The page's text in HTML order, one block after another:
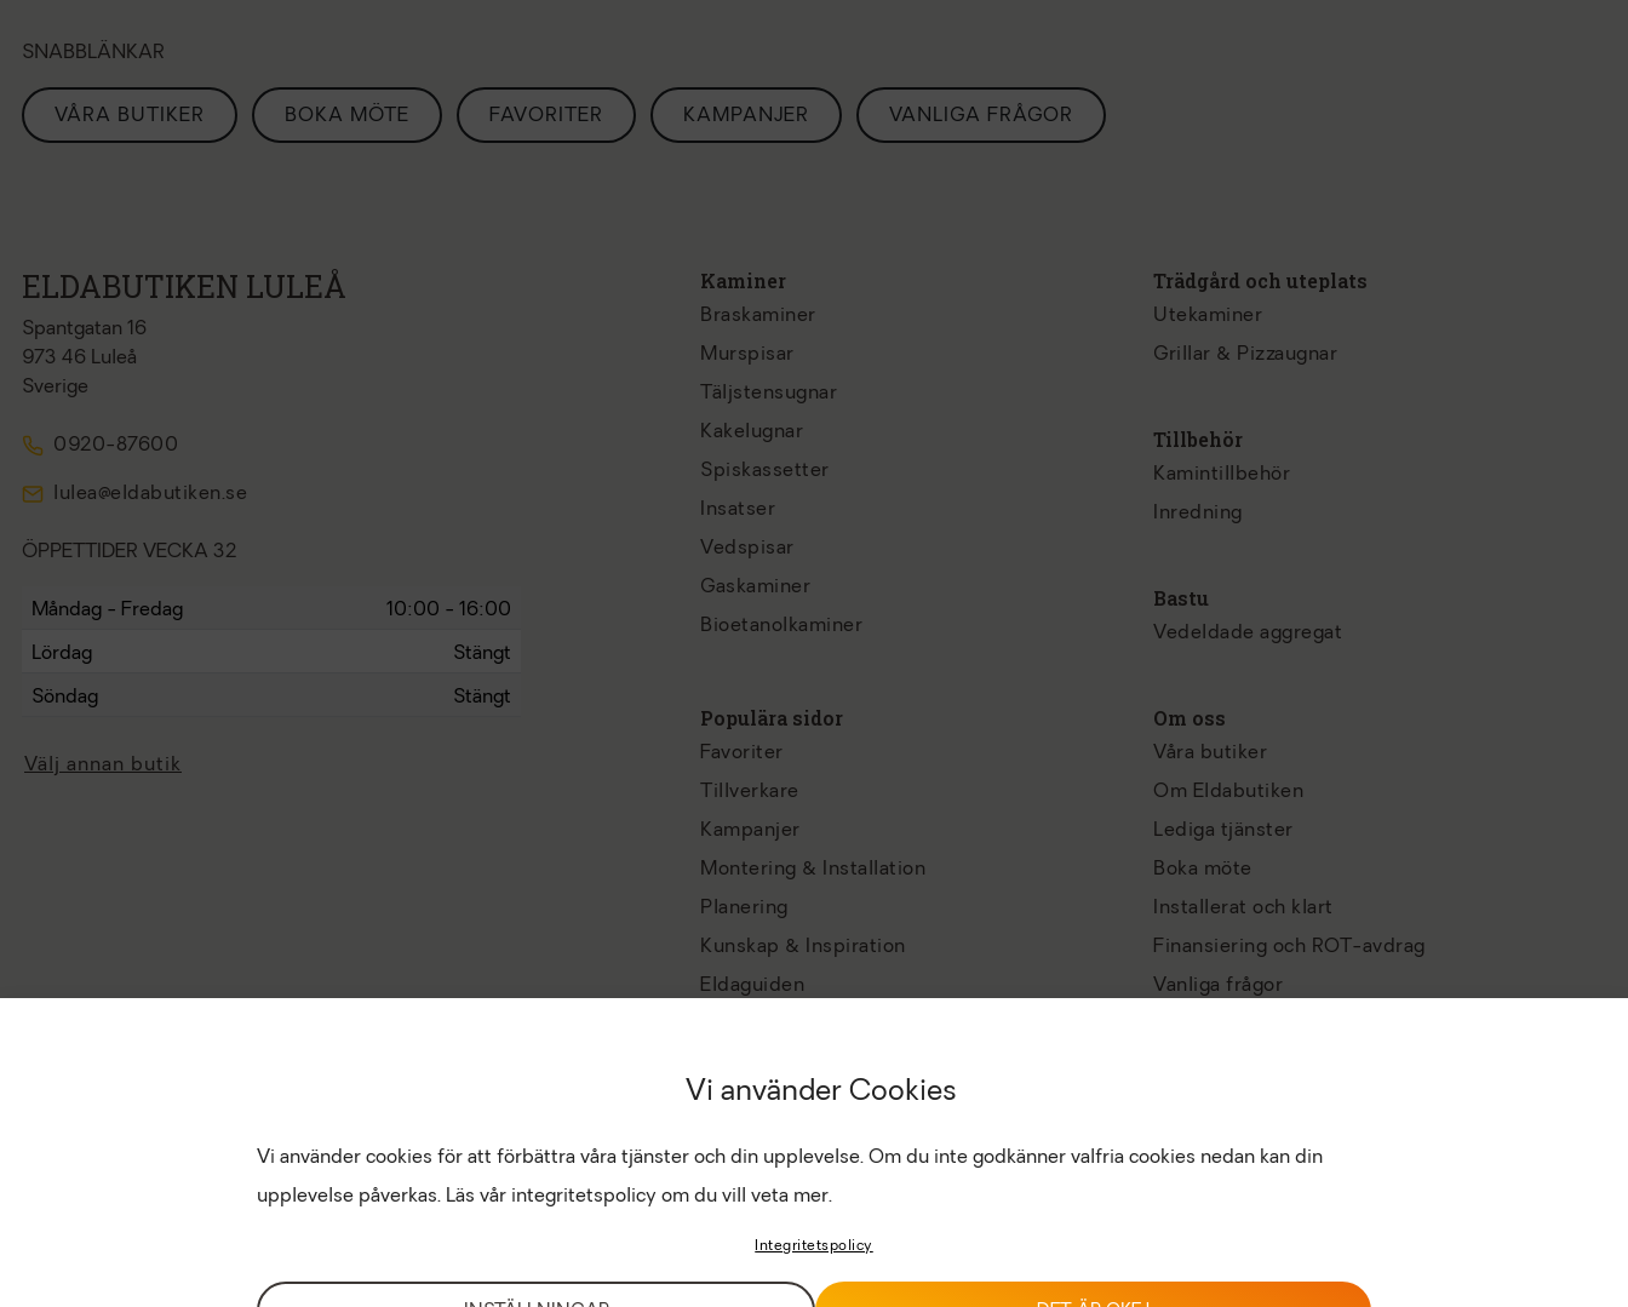
Vi använder Cookies
Vi använder cookies för att förbättra våra tjänster och din upplevelse. Om du inte godkänner valfria cookies nedan kan din
upplevelse påverkas. Läs vår integritetspolicy om du vill veta mer.
Integritetspolicy
SNABBLÄNKAR
VÅRA BUTIKER BOKA MÖTE FAVORITER KAMPANJER VANLIGA FRÅGOR
ELDABUTIKEN LULEÅ
Spantgatan 16
973 46 Luleå
Sverige
0920-87600
lulea@eldabutiken.se
ÖPPETTIDER VECKA 32
Måndag - Fredag 10:00 - 16:00
Lördag Stängt
Söndag Stängt
Välj annan butik
Kaminer
Braskaminer
Murspisar
Täljstensugnar
Kakelugnar
Spiskassetter
Insatser
Vedspisar
Gaskaminer
Bioetanolkaminer
Trädgård och uteplats
Utekaminer
Grillar & Pizzaugnar
Tillbehör
Kamintillbehör
Inredning
Bastu
Vedeldade aggregat
Populära sidor
Favoriter
Tillverkare
Kampanjer
Montering & Installation
Planering
Kunskap & Inspiration
Eldaguiden
Om oss
Våra butiker
Om Eldabutiken
Lediga tjänster
Boka möte
Installerat och klart
Finansiering och ROT-avdrag
Vanliga frågor